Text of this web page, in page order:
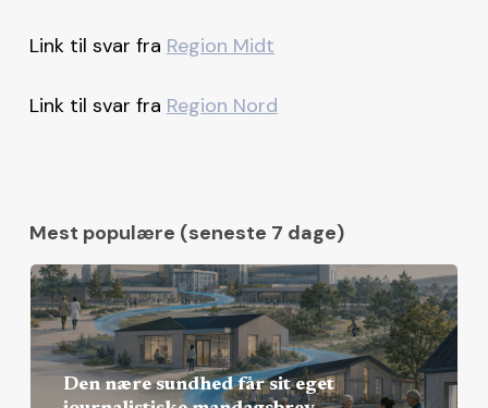
Link til svar fra Region Midt
Link til svar fra Region Nord
Mest populære (seneste 7 dage)
Den nære sundhed får sit eget